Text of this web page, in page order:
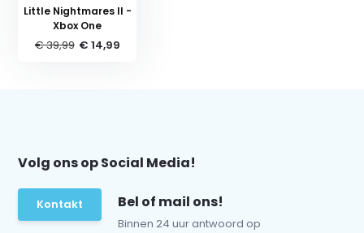
Little Nightmares II -
Xbox One
€ 39,99 € 14,99
Volg ons op Social Media!
Kontakt Bel of mail ons!
Binnen 24 uur antwoord op